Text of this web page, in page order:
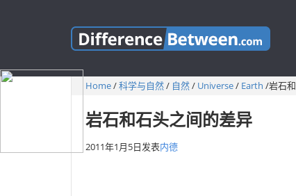
Home/科学与自然/ 自然/ Universe/ Earth /岩石
岩石和石头之间的差异
2011年1月5日发表内德